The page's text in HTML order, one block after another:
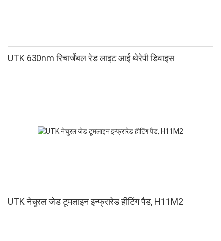
UTK 630nm रिचार्जेबल रेड लाइट आई थेरेपी डिवाइस
UTK नेचुरल जेड टूमलाइन इन्फ्रारेड हीटिंग पैड, H11M2